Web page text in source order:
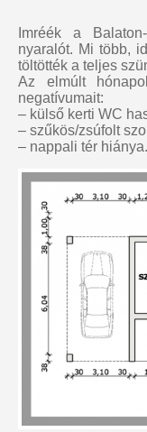
Imréék a
nyaralót. Mi több,
töltötték a teljes
Az elmúlt
negatívumait:
– külső kerti WC
– szűkös/zsúfolt
– nappali tér hiánya.